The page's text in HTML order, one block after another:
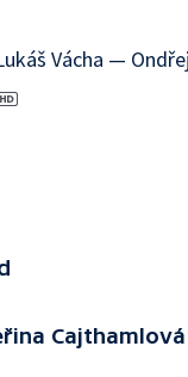
Vácha —
Cajthamlová